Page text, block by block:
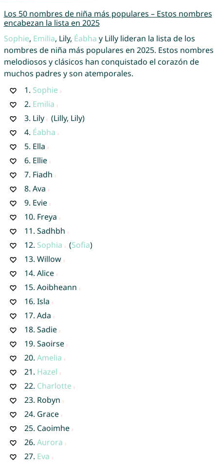
Los 50 nombres de niña más populares – Estos nombres
encabezan la lista en 2025
Sophie, Emilia, Lily, Éabha y Lilly lideran la lista de los
nombres de niña más populares en 2025. Estos nombres
melodiosos y clásicos han conquistado el corazón de
muchos padres y son atemporales.
1. Sophie
2. Emilia
3. Lily
(Lilly, Lily)
4. Éabha
5. Ella
6. Ellie
7. Fiadh
8. Ava
9. Evie
10. Freya
11. Sadhbh
12. Sophia (Sofia)
13. Willow
14. Alice
15. Aoibheann
16. Isla
17. Ada
18. Sadie
19. Saoirse
20. Amelia
21. Hazel
22. Charlotte
23. Robyn
24. Grace
25. Caoimhe
26. Aurora
27. Eva